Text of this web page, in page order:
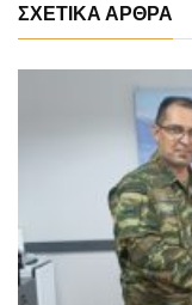
ΣΧΕΤΙΚΑ ΑΡΘΡΑ